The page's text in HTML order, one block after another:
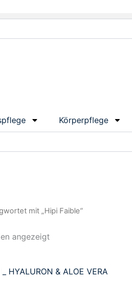
Körperpflege
mit „Hipi Faible“
angezeigt